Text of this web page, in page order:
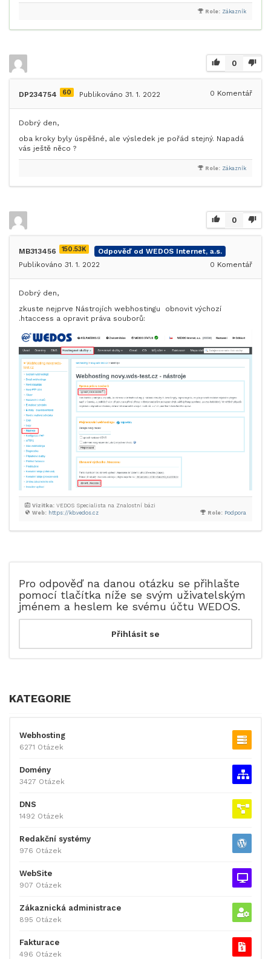
Role: Zákazník
0
DP234754 60 Publikováno 31. 1. 2022 0 Komentář
Dobrý den,
oba kroky byly úspěšné, ale výsledek je pořád stejný. Napadá
vás ještě něco ?
Role: Zákazník
0
MB313456 150.53K
Odpověď od WEDOS Internet, a.s.
Publikováno 31. 1. 2022
0 Komentář
Dobrý den,
zkuste nejprve Nástrojích webhostingu obnovit výchozí
.htaccess a opravit práva souborů:
Role: Podpora
Web: https://kb.vedos.cz
Vizitka: VEDOS Specialista na Znalostní bázi
Pro odpověď na danou otázku se přihlašte
pomocí tlačítka níže se svým uživatelským
jménem a heslem ke svému účtu WEDOS.
KATEGORIE
Webhosting
6271 Otázek
Domény
3427 Otázek
DNS
1492 Otázek
Redakční systémy
976 Otázek
WebSite
907 Otázek
Zákaznická administrace
895 Otázek
Fakturace
496 Otázek